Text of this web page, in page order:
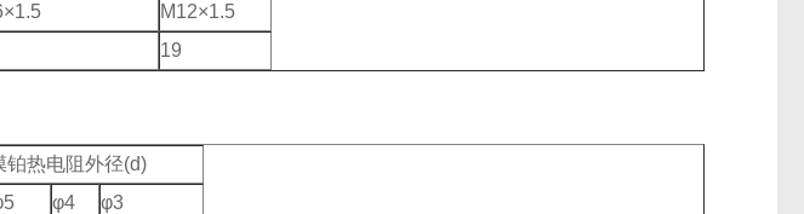
M12×1.5
19
铂热电阻外径(d)
φ4
φ3